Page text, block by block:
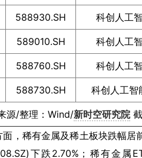
588930.SH 科创人工
589010.SH 科创人工
588760.SH 科创人工
588730.SH 科创人工智
源/整理：Wind/新时空研究院
面，稀有金属及稀土板块跌幅
下跌2.70%；稀有金属